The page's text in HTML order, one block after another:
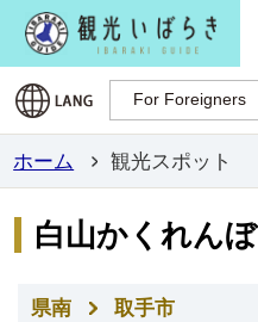
For Foreigners
For Foreigners
ホーム 観光スポット
白山かくれんぼ
県南 取手市